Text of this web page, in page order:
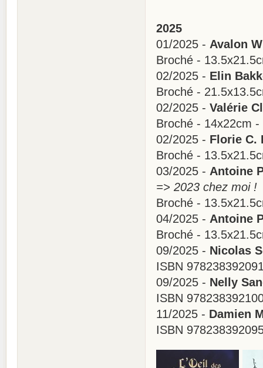
2025
01/2025 - Avalon
Broché -
02/2025 - Elin
Broché -
02/2025 - Valérie
Broché - 14x22cm
02/2025 - Florie C.
Broché -
03/2025 - Antoine
=> 2023 chez moi !
Broché -
04/2025 - Antoine
Broché -
09/2025 - Nicolas
ISBN
09/2025 - Nelly
ISBN
11/2025 - Damien
ISBN